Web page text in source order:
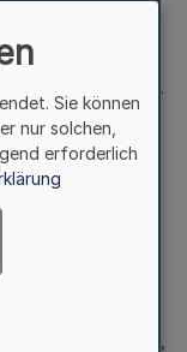
Westfalen vom
geändert durch
2008 (
GV. NRW. S.
der
Verordnung
durchschnittlich
vollendet,
Sie können
nur solchen,
erforderlich